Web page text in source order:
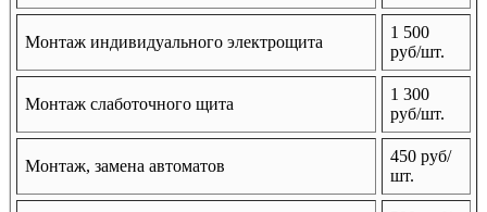
Монтаж индивидуального электрощита
1 500
руб/шт.
Монтаж слаботочного щита
1 300
руб/шт.
Монтаж, замена автоматов
450 руб/
шт.